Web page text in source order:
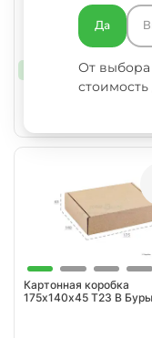
за шт
Картонная коробка
175х140х45 Т23 В
Да
От выбора
стоимость